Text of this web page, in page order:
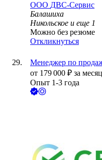
ООО ДВС-Сервис
Балашиха
Никольское и еще 1
Можно без резюме
Откликнуться
Менеджер по
от 179 000 ₽ за
Опыт 1-3 года